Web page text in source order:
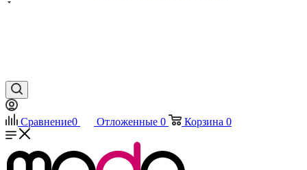
Сравнение0 Отложенные 0 Корзина 0